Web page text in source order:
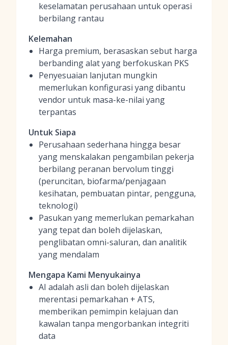
keselamatan perusahaan untuk operasi
berbilang rantau
Kelemahan
Harga premium, berasaskan sebut harga
berbanding alat yang berfokuskan PKS
Penyesuaian lanjutan mungkin
memerlukan konfigurasi yang dibantu
vendor untuk masa-ke-nilai yang
terpantas
Untuk Siapa
Perusahaan sederhana hingga besar
yang menskalakan pengambilan pekerja
berbilang peranan bervolum tinggi
(peruncitan, biofarma/penjagaan
kesihatan, pembuatan pintar, pengguna,
teknologi)
Pasukan yang memerlukan pemarkahan
yang tepat dan boleh dijelaskan,
penglibatan omni-saluran, dan analitik
yang mendalam
Mengapa Kami Menyukainya
AI adalah asli dan boleh dijelaskan
merentasi pemarkahan + ATS,
memberikan pemimpin kelajuan dan
kawalan tanpa mengorbankan integriti
data